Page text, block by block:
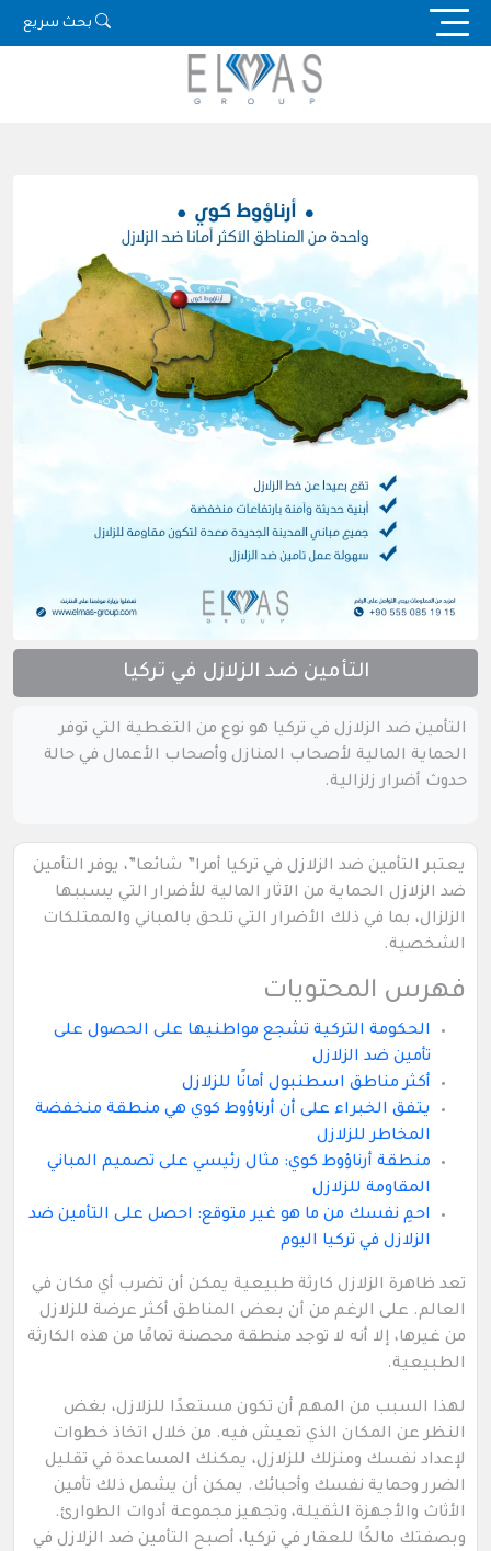
Skip
بحث سريع
التأمين ضد الزلازل في تركيا
التأمين ضد الزلازل في تركيا هو نوع من التغطية التي توفر
الحماية المالية لأصحاب المنازل وأصحاب الأعمال في حالة
حدوث أضرار زلزالية.
يعتبر التأمين ضد الزلازل في تركيا أمرا” شائعا”، يوفر التأمين
ضد الزلازل الحماية من الآثار المالية للأضرار التي يسببها
الزلزال، بما في ذلك الأضرار التي تلحق بالمباني والممتلكات
الشخصية.
فهرس المحتويات
الحكومة التركية تشجع مواطنيها على الحصول على
تأمين ضد الزلازل
أكثر مناطق اسطنبول أمانًا للزلازل
يتفق الخبراء على أن أرناؤوط كوي هي منطقة منخفضة
المخاطر للزلازل
منطقة أرناؤوط كوي: مثال رئيسي على تصميم المباني
المقاومة للزلازل
احمِ نفسك من ما هو غير متوقع: احصل على التأمين ضد
الزلازل في تركيا اليوم
تعد ظاهرة الزلازل كارثة طبيعية يمكن أن تضرب أي مكان في
العالم. على الرغم من أن بعض المناطق أكثر عرضة للزلازل
من غيرها، إلا أنه لا توجد منطقة محصنة تمامًا من هذه الكارثة
الطبيعية.
لهذا السبب من المهم أن تكون مستعدًا للزلازل، بغض
النظر عن المكان الذي تعيش فيه. من خلال اتخاذ خطوات
لإعداد نفسك ومنزلك للزلازل، يمكنك المساعدة في تقليل
الضرر وحماية نفسك وأحبائك. يمكن أن يشمل ذلك تأمين
الأثاث والأجهزة الثقيلة، وتجهيز مجموعة أدوات الطوارئ.
وبصفتك مالكًا للعقار في تركيا، أصبح التأمين ضد الزلازل في